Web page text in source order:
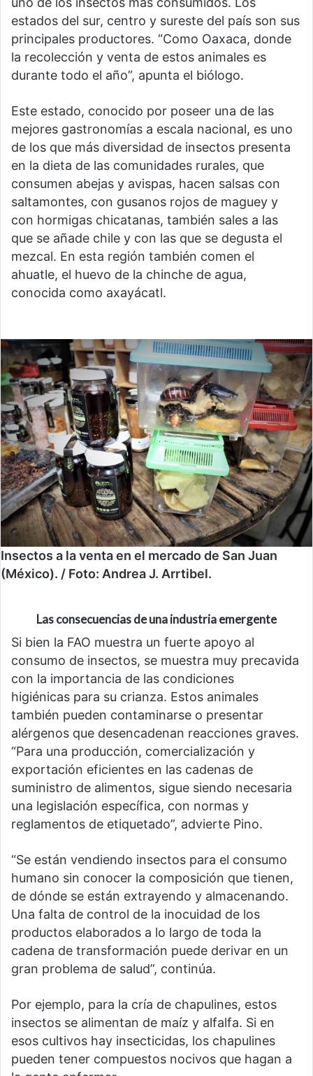
estados del sur, centro y sureste del país son sus
principales productores. “Como Oaxaca, donde
la recolección y venta de estos animales es
durante todo el año”, apunta el biólogo.
Este estado, conocido por poseer una de las
mejores gastronomías a escala nacional, es uno
de los que más diversidad de insectos presenta
en la dieta de las comunidades rurales, que
consumen abejas y avispas, hacen salsas con
saltamontes, con gusanos rojos de maguey y
con hormigas chicatanas, también sales a las
que se añade chile y con las que se degusta el
mezcal. En esta región también comen el
ahuatle, el huevo de la chinche de agua,
conocida como axayácatl.
Insectos a la venta en el mercado de San Juan
(México). / Foto: Andrea J. Arrtibel.
Las consecuencias de una industria emergente
Si bien la FAO muestra un fuerte apoyo al
consumo de insectos, se muestra muy precavida
con la importancia de las condiciones
higiénicas para su crianza. Estos animales
también pueden contaminarse o presentar
alérgenos que desencadenan reacciones graves.
“Para una producción, comercialización y
exportación eficientes en las cadenas de
suministro de alimentos, sigue siendo necesaria
una legislación específica, con normas y
reglamentos de etiquetado”, advierte Pino.
“Se están vendiendo insectos para el consumo
humano sin conocer la composición que tienen,
de dónde se están extrayendo y almacenando.
Una falta de control de la inocuidad de los
productos elaborados a lo largo de toda la
cadena de transformación puede derivar en un
gran problema de salud”, continúa.
Por ejemplo, para la cría de chapulines, estos
insectos se alimentan de maíz y alfalfa. Si en
esos cultivos hay insecticidas, los chapulines
pueden tener compuestos nocivos que hagan a